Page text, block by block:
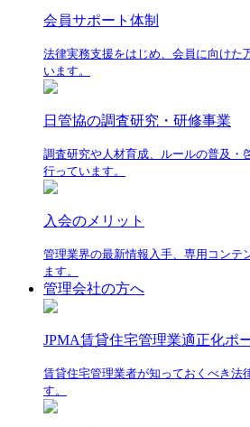
会員サポート体制
法律実務支援をはじめ、会員に向けた
います。
日管協の調査研究・研修事業
調査研究や人材育成、ルールの普及・
行っています。
入会のメリット
管理業界の最新情報入手、専用コンテ
ます。
管理会社の方へ
JPMA賃貸住宅管理業適正化ポ
賃貸住宅管理業者が知っておくべき法
す。